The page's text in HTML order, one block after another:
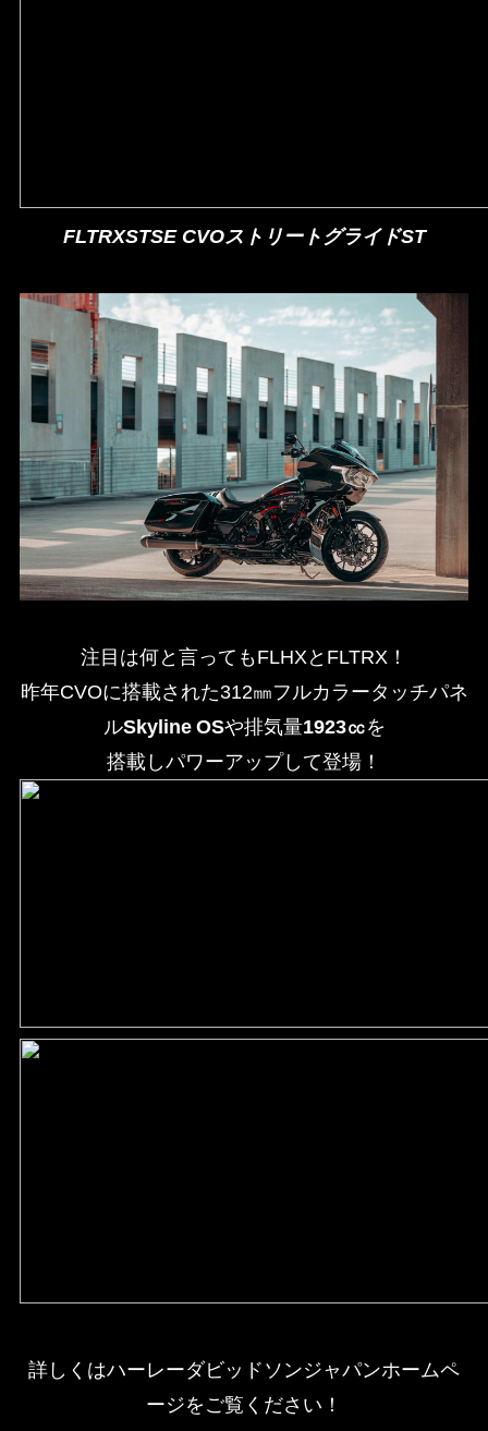
FLTRXSTSE CVOストリートグライドST
注目は何と言ってもFLHXとFLTRX！
昨年CVOに搭載された312㎜フルカラータッチパネ
ルSkyline OSや排気量1923㏄を
搭載しパワーアップして登場！
詳しくはハーレーダビッドソンジャパンホームペ
ージをご覧ください！